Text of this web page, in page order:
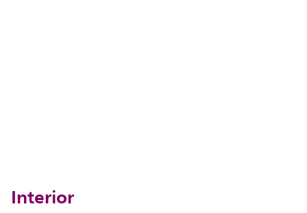
Interior